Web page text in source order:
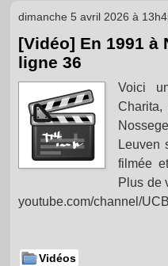
dimanche 5 avril 2026 à
[Vidéo] En 1991 à
ligne 36
Voici
Leuven
filmée
Plus de
youtube.com/channel/
Vidéos